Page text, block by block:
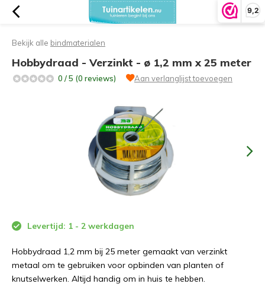
9,2
Bekijk alle bindmaterialen
Hobbydraad - Verzinkt - ø 1,2 mm x 25 meter
0 / 5 (0 reviews) Aan verlanglijst toevoegen
Levertijd: 1 - 2 werkdagen
Hobbydraad 1,2 mm bij 25 meter gemaakt van verzinkt
metaal om te gebruiken voor opbinden van planten of
knutselwerken. Altijd handig om in huis te hebben.